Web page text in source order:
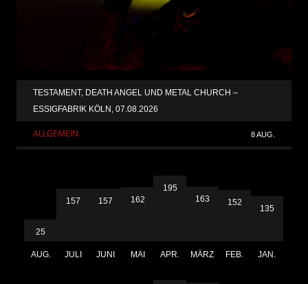
TESTAMENT, DEATH ANGEL UND METAL CHURCH –
ESSIGFABRIK KÖLN, 07.08.2026
ALLGEMEIN 8 AUG.
25
AUG.
157
JULI
157
JUNI
162
MAI
195
APR.
163
MÄRZ
152
FEB.
135
JAN.